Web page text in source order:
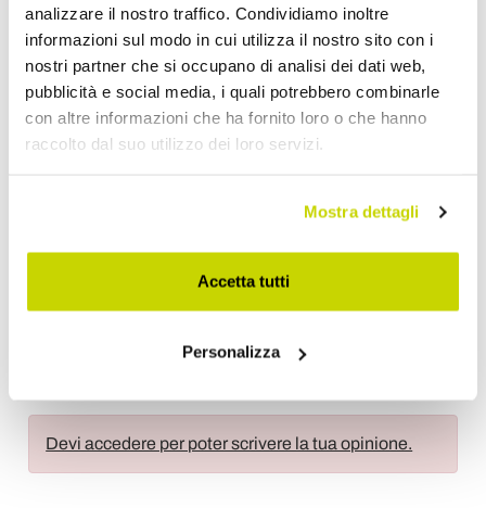
analizzare il nostro traffico. Condividiamo inoltre
informazioni sul modo in cui utilizza il nostro sito con i
nostri partner che si occupano di analisi dei dati web,
pubblicità e social media, i quali potrebbero combinarle
con altre informazioni che ha fornito loro o che hanno
raccolto dal suo utilizzo dei loro servizi.
Mostra dettagli
Accetta tutti
Personalizza
30 cm.
3 possibili stampe disponibili: Blu, con antico disegno
prosperità; Blu, con antico disegno tradizionale di
Uccellino che becca l'uva ; Ruggine, con antico
disegno delNodo d'amoredei Malatesta (una famiglia
feudale italiana che segna la storia del territorio),
Richiedi Informazioni
Opinione dei clienti
Devi accedere per poter scrivere la tua opinione.